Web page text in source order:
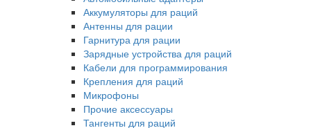
Аккумуляторы для раций
Антенны для рации
Гарнитура для рации
Зарядные устройства для раций
Кабели для программирования
Крепления для раций
Микрофоны
Прочие аксессуары
Тангенты для раций